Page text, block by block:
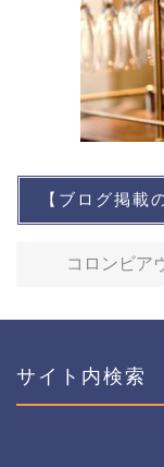
【ブログ掲
サイト内検索